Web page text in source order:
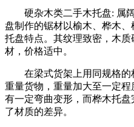
硬杂木类二手木托盘: 属
盘制作的锯材以榆木、桦木
托盘特点。其纹理致密，木
材，价格适中。
在梁式货架上用同规格
重量货物，重量加大至一定
有一定弯曲变形，而桦木托
了材质的差异。